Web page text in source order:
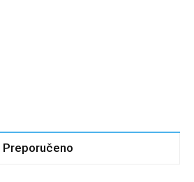
Preporučeno